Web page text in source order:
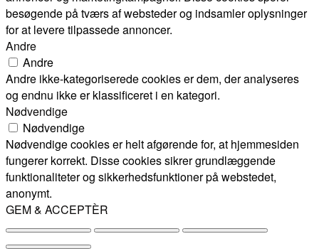
besøgende på tværs af websteder og indsamler oplysninger
for at levere tilpassede annoncer.
Andre
Andre
Andre ikke-kategoriserede cookies er dem, der analyseres
og endnu ikke er klassificeret i en kategori.
Nødvendige
Nødvendige
Nødvendige cookies er helt afgørende for, at hjemmesiden
fungerer korrekt. Disse cookies sikrer grundlæggende
funktionaliteter og sikkerhedsfunktioner på webstedet,
anonymt.
GEM & ACCEPTÈR